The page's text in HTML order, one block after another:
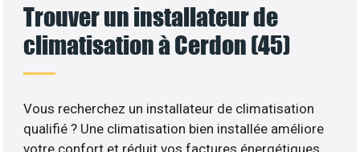
Trouver un installateur de
climatisation à Cerdon (45)
Vous recherchez un installateur de climatisation
qualifié ? Une climatisation bien installée améliore
votre confort et réduit vos factures énergétiques.